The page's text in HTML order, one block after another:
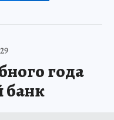
года
банк